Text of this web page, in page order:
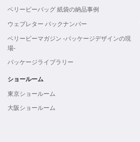
ベリービーバッグ 紙袋の納品事例
ウェブレター バックナンバー
ベリービーマガジン -パッケージデザインの現
場-
パッケージライブラリー
ショールーム
東京ショールーム
大阪ショールーム